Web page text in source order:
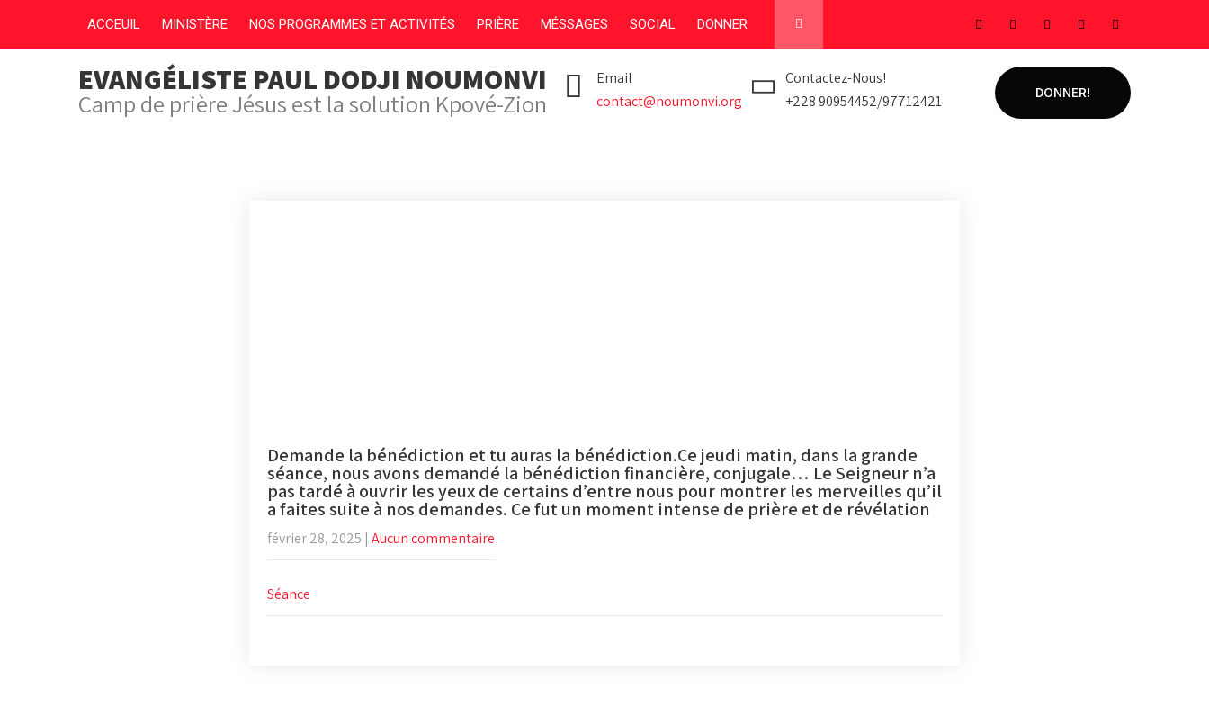
ACCEUIL MINISTÈRE NOS PROGRAMMES ET ACTIVITÉS PRIÈRE MÉSSAGES SOCIAL DONNER
EVANGÉLISTE PAUL DODJI NOUMONVI
Camp de prière Jésus est la solution Kpové-Zion
Email
contact@noumonvi.org
Contactez-Nous!
+228 90954452/97712421
DONNER!
Demande la bénédiction et tu auras la bénédiction.Ce jeudi matin, dans la grande
séance, nous avons demandé la bénédiction financière, conjugale… Le Seigneur n’a
pas tardé à ouvrir les yeux de certains d’entre nous pour montrer les merveilles qu’il
a faites suite à nos demandes. Ce fut un moment intense de prière et de révélation
février 28, 2025 | Aucun commentaire
Séance